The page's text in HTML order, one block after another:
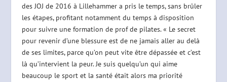
des JOJ de 2016 à Lillehammer a pris le temps, sans brûler
les étapes, profitant notamment du temps à disposition
pour suivre une formation de prof de pilates. « Le secret
pour revenir d’une blessure est de ne jamais aller au delà
de ses limites, parce qu’on peut vite être dépassée et c’est
là qu’intervient la peur. Je suis quelqu’un qui aime
beaucoup le sport et la santé était alors ma priorité